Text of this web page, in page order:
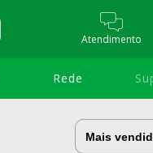
Atendimento
Rede